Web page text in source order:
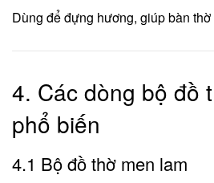
Dùng để đựng hương, giúp bàn
4. Các dòng bộ đồ
phổ biến
4.1 Bộ đồ thờ men lam